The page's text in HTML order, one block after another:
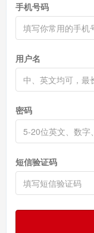
手机号码
用户名
密码
短信验证码